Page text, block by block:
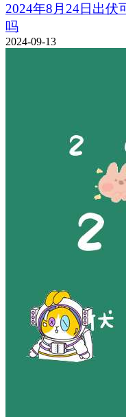
2024年8月24日出伏
吗
2024-09-13